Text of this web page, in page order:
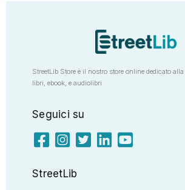
StreetLib Store è il nostro store online dedicato
libri, ebook, e audiolibri
Seguici su
StreetLib